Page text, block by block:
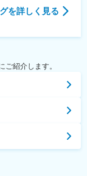
を詳しく見る
紹介します。